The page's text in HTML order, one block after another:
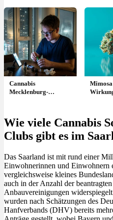
Cannabis
Mecklenburg-
Wie viele Cannabis
Clubs gibt es im
Das Saarland ist mit rund einer
Einwohnerinnen und Einwohnern
vergleichsweise kleines
auch in der Anzahl der beantragten
Anbauvereinigungen
wurden nach Schätzungen des
Hanfverbands (DHV) bereits